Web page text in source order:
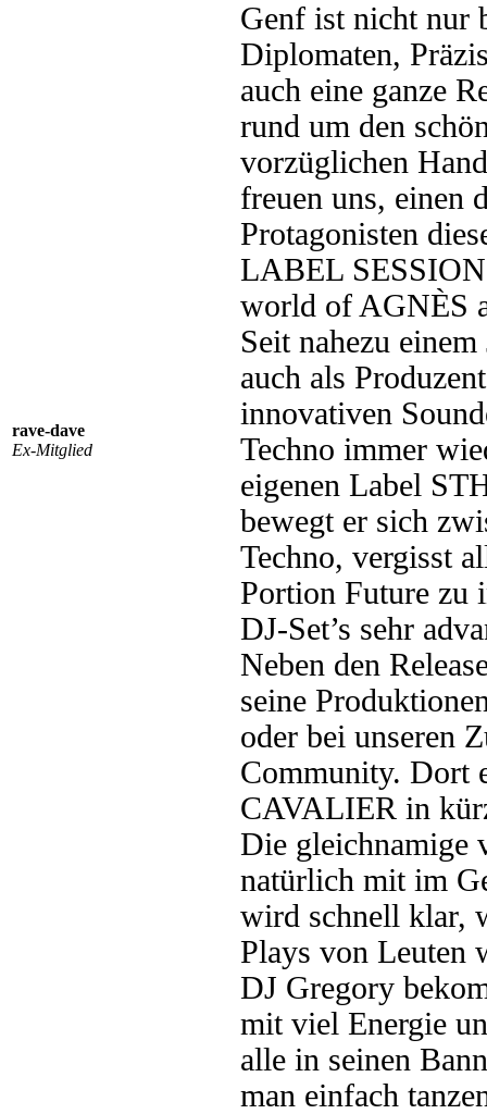
rave-dave
Ex-Mitglied
Genf ist nicht nur
Diplomaten,
auch eine ganze
rund um den
vorzüglichen
freuen uns, einen
Protagonisten
LABEL
world of AGNÈS
Seit nahezu
auch als
innovativen
Techno immer
eigenen Label
bewegt er sich
Techno, vergisst
Portion Future zu
DJ-Set’s sehr
Neben den
seine
oder bei unseren
Community. Dort
CAVALIER in
Die gleichnamige
natürlich mit im
wird schnell klar,
Plays von Leuten
DJ Gregory
mit viel Energie
alle in seinen
man einfach